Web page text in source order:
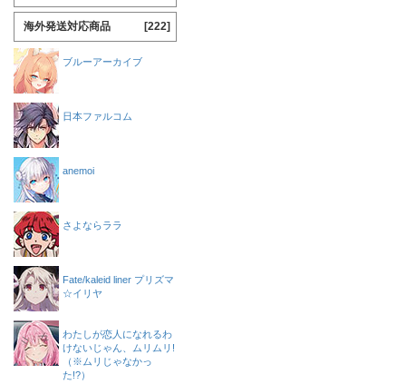
海外発送対応商品 [222]
ブルーアーカイブ
日本ファルコム
anemoi
さよならララ
Fate/kaleid liner プリズマ
☆イリヤ
わたしが恋人になれるわ
けないじゃん、ムリムリ!
（※ムリじゃなかっ
た!?）